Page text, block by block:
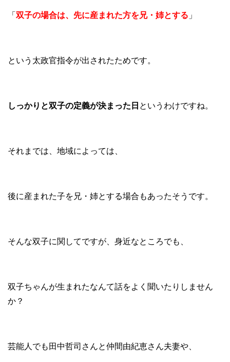
「 双子の場合は、先に産まれた方を兄・姉とする 」
という太政官指令が出されたためです。
しっかりと双子の定義が決まった日 というわけですね。
それまでは、地域によっては、
後に産まれた子を兄・姉とする場合もあったそうです。
そんな双子に関してですが、身近なところでも、
双子ちゃんが生まれたなんて話をよく聞いたりしません
か？
芸能人でも田中哲司さんと仲間由紀恵さん夫妻や、